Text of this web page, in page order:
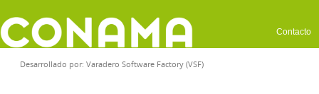
Contacto
Desarrollado por: Varadero Software Factory (VSF)